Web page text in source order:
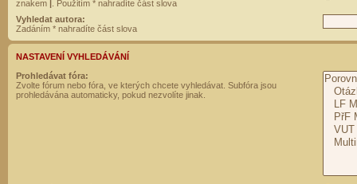
znakem | . Použitím * nahradíte část slova
Vyhledat autora:
Zadáním * nahradíte část slova
NASTAVENÍ VYHLEDÁVÁNÍ
Prohledávat fóra:
Zvolte fórum nebo fóra, ve kterých chcete vyhledávat. Subfóra jsou
prohledávána automaticky, pokud nezvolíte jinak.